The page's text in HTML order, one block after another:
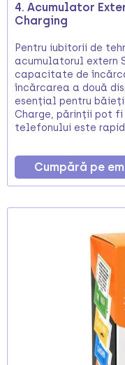
4. Acumulator
Charging
Pentru iubitorii de
acumulatorul extern
capacitate de
încărcarea a două
esențial pentru băieții
Charge, părinții pot
telefonului este
Cumpără pe